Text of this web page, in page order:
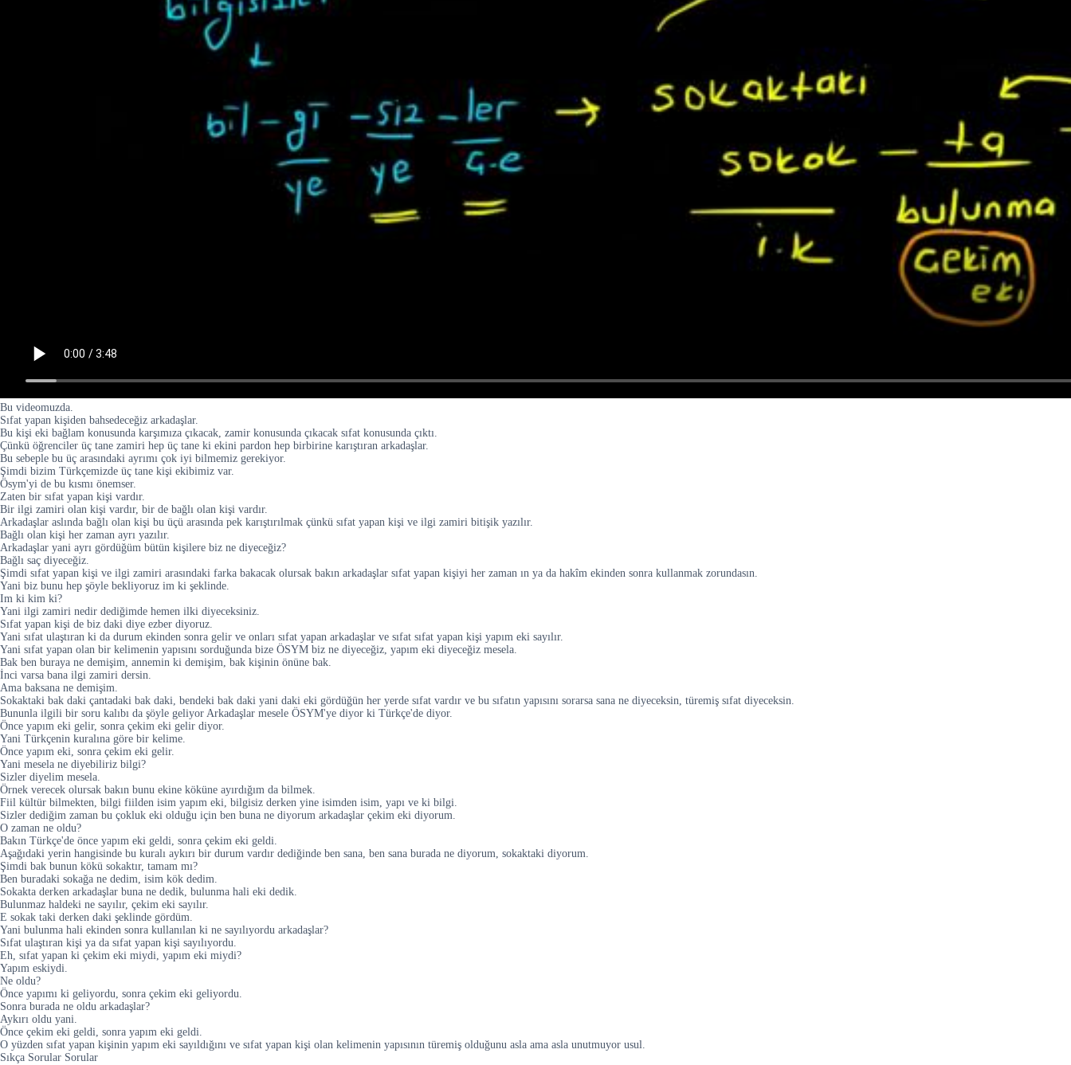
Bu videomuzda.
Sıfat yapan kişiden bahsedeceğiz arkadaşlar.
Bu kişi eki bağlam konusunda karşımıza çıkacak, zamir konusunda çıkacak sıfat konusunda çıktı.
Çünkü öğrenciler üç tane zamiri hep üç tane ki ekini pardon hep birbirine karıştıran arkadaşlar.
Bu sebeple bu üç arasındaki ayrımı çok iyi bilmemiz gerekiyor.
Şimdi bizim Türkçemizde üç tane kişi ekibimiz var.
Ösym'yi de bu kısmı önemser.
Zaten bir sıfat yapan kişi vardır.
Bir ilgi zamiri olan kişi vardır, bir de bağlı olan kişi vardır.
Arkadaşlar aslında bağlı olan kişi bu üçü arasında pek karıştırılmak çünkü sıfat yapan kişi ve ilgi zamiri bitişik yazılır.
Bağlı olan kişi her zaman ayrı yazılır.
Arkadaşlar yani ayrı gördüğüm bütün kişilere biz ne diyeceğiz?
Bağlı saç diyeceğiz.
Şimdi sıfat yapan kişi ve ilgi zamiri arasındaki farka bakacak olursak bakın arkadaşlar sıfat yapan kişiyi her zaman ın ya da hakîm ekinden sonra kullanmak zorundasın.
Yani biz bunu hep şöyle bekliyoruz im ki şeklinde.
Im ki kim ki?
Yani ilgi zamiri nedir dediğimde hemen ilki diyeceksiniz.
Sıfat yapan kişi de biz daki diye ezber diyoruz.
Yani sıfat ulaştıran ki da durum ekinden sonra gelir ve onları sıfat yapan arkadaşlar ve sıfat sıfat yapan kişi yapım eki sayılır.
Yani sıfat yapan olan bir kelimenin yapısını sorduğunda bize ÖSYM biz ne diyeceğiz, yapım eki diyeceğiz mesela.
Bak ben buraya ne demişim, annemin ki demişim, bak kişinin önüne bak.
İnci varsa bana ilgi zamiri dersin.
Ama baksana ne demişim.
Sokaktaki bak daki çantadaki bak daki, bendeki bak daki yani daki eki gördüğün her yerde sıfat vardır ve bu sıfatın yapısını sorarsa sana ne diyeceksin, türemiş sıfat diyeceksin.
Bununla ilgili bir soru kalıbı da şöyle geliyor Arkadaşlar mesele ÖSYM'ye diyor ki Türkçe'de diyor.
Önce yapım eki gelir, sonra çekim eki gelir diyor.
Yani Türkçenin kuralına göre bir kelime.
Önce yapım eki, sonra çekim eki gelir.
Yani mesela ne diyebiliriz bilgi?
Sizler diyelim mesela.
Örnek verecek olursak bakın bunu ekine köküne ayırdığım da bilmek.
Fiil kültür bilmekten, bilgi fiilden isim yapım eki, bilgisiz derken yine isimden isim, yapı ve ki bilgi.
Sizler dediğim zaman bu çokluk eki olduğu için ben buna ne diyorum arkadaşlar çekim eki diyorum.
O zaman ne oldu?
Bakın Türkçe'de önce yapım eki geldi, sonra çekim eki geldi.
Aşağıdaki yerin hangisinde bu kuralı aykırı bir durum vardır dediğinde ben sana, ben sana burada ne diyorum, sokaktaki diyorum.
Şimdi bak bunun kökü sokaktır, tamam mı?
Ben buradaki sokağa ne dedim, isim kök dedim.
Sokakta derken arkadaşlar buna ne dedik, bulunma hali eki dedik.
Bulunmaz haldeki ne sayılır, çekim eki sayılır.
E sokak taki derken daki şeklinde gördüm.
Yani bulunma hali ekinden sonra kullanılan ki ne sayılıyordu arkadaşlar?
Sıfat ulaştıran kişi ya da sıfat yapan kişi sayılıyordu.
Eh, sıfat yapan ki çekim eki miydi, yapım eki miydi?
Yapım eskiydi.
Ne oldu?
Önce yapımı ki geliyordu, sonra çekim eki geliyordu.
Sonra burada ne oldu arkadaşlar?
Aykırı oldu yani.
Önce çekim eki geldi, sonra yapım eki geldi.
O yüzden sıfat yapan kişinin yapım eki sayıldığını ve sıfat yapan kişi olan kelimenin yapısının türemiş olduğunu asla ama asla unutmuyor usul.
Sıkça Sorular Sorular